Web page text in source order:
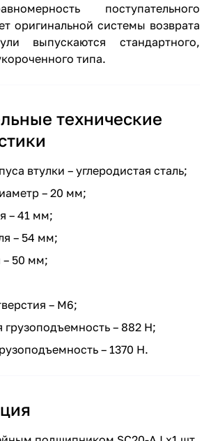
поступательного
оригинальной системы возврата
выпускаются стандартного,
типа.
технические
втулки – углеродистая сталь;
– 20 мм;
– 41 мм;
– 54 мм;
50 мм;
– М6;
– 882 Н;
– 1370 Н.